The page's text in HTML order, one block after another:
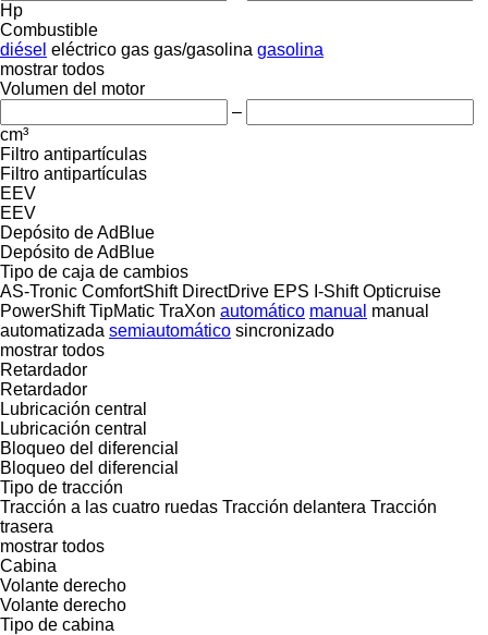
Hp
Combustible
diésel eléctrico gas gas/gasolina gasolina
mostrar todos
Volumen del motor
–
cm³
Filtro antipartículas
Filtro antipartículas
EEV
EEV
Depósito de AdBlue
Depósito de AdBlue
Tipo de caja de cambios
AS-Tronic ComfortShift DirectDrive EPS I-Shift Opticruise
PowerShift TipMatic TraXon automático manual manual
automatizada semiautomático sincronizado
mostrar todos
Retardador
Retardador
Lubricación central
Lubricación central
Bloqueo del diferencial
Bloqueo del diferencial
Tipo de tracción
Tracción a las cuatro ruedas Tracción delantera Tracción
trasera
mostrar todos
Cabina
Volante derecho
Volante derecho
Tipo de cabina